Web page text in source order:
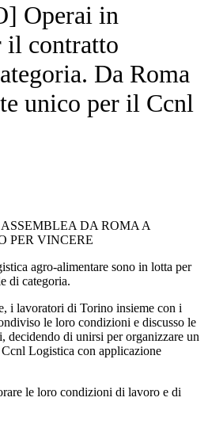
Operai in
il contratto
Da Roma
unico per il Ccnl
DA ROMA A
PER VINCERE
agro-alimentare sono in lotta per
di categoria.
i lavoratori di Torino insieme con i
le loro condizioni e discusso le
decidendo di unirsi per organizzare un
Logistica con applicazione
le loro condizioni di lavoro e di